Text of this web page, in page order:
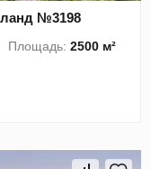
№3198
Площадь:2500 м²